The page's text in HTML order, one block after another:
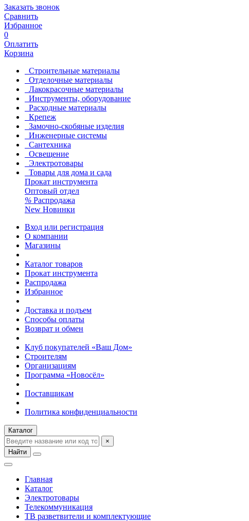
Заказать звонок
Сравнить
Избранное
0
Оплатить
Корзина
Строительные материалы
Отделочные материалы
Лакокрасочные материалы
Инструменты, оборудование
Расходные материалы
Крепеж
Замочно-скобяные изделия
Инженерные системы
Сантехника
Освещение
Электротовары
Товары для дома и сада
Прокат инструмента
Оптовый отдел
% Распродажа
New Новинки
Вход или регистрация
О компании
Магазины
Каталог товаров
Прокат инструмента
Распродажа
Избранное
Доставка и подъем
Способы оплаты
Возврат и обмен
Клуб покупателей «Ваш Дом»
Строителям
Организациям
Программа «Новосёл»
Поставщикам
Политика конфиденциальности
Каталог
×
Найти
Главная
Каталог
Электротовары
Телекоммуникация
ТВ разветвители и комплектующие